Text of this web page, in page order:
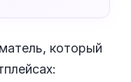
который